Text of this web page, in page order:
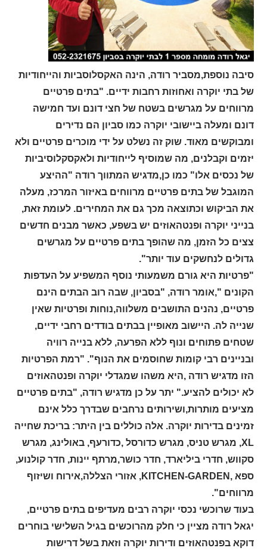
סיבה נוספת,מסביר רודה, הינה האקסלוסביות והייחודיות
של בתי יוקרה ואחוזות רחבות ידיים. "בתים פרטיים
מרווחים על מגרשים בשטח של חצי דונם ועד חמישה
דונם ומעלה ביישובי יוקרה כמו סביון הם נדירים
ומבוקשים מאוד. שוק זה נשלט על ידי מוכרים פרטיים ולא
יזמים וקבלנים, מה שמוסיף לייחודיות ולאקסקלוסיביות
של נכסים אלו" כמו כן,מדגיש המתווך רודה "ההיצע
המוגבל של בתים פרטיים מרווחים באיזור המרכז, מעלה
את הביקוש וכתוצאה מכך גם את המחירים. לעומת זאת,
בנייני יוקרה ופנטהאוזים יש בשפע, כאשר מבנים חדשים
צצים כל הזמן, מה שהופך בתים פרטיים על מגרשים
גדולים לנחשקים עוד יותר".
"פרטיות היא גורם משמעותי נוסף המשפיע על העדפות
הקונים ",אומר רודה, "בסביון, שבה רוב הבתים הינם
פרטיים, נהנים התושבים משלווה,נוחות ופרטיות שאין
שנייה לה. היישוב מאופיין בבתים בודדים רחבי ידיים,
שטחים פתוחים ונוף ללא הפרעה, ללא בנייה רוויה
ובניינים רבי קומות שחוסמים את הנוף". "רמת הפרטיות
הזו מדגיש רודה ,היא משהו שמגדלי יוקרה ופנטהאוזים
לא יכולים להציע." יתר על כן מדגיש רודה, "בתים פרטיים
מציעים מותרות,ושירותים נרחבים שבדרך כלל אינם
זמינים בדירות יוקרה. אלה כוללים בין היתר: בריכת שחייה
XL, מגרש טניס, מגרש כדורסל ,כדורעף, באולינג, מגרש
סקווש, חדרי ביליארד, חדר כושר,מרתף יינות, חדר קולנוע,
ספא ,KITCHEN-GARDEN, אזורי הצללה,אירוח ושיזוף
מרווחים".
בעוד שרוכשי נכסי יוקרה רבים מעדיפים בתים פרטיים,
יגאל רודה מציין כי חלק מהרוכשים בגיל השלישי בוחרים
דוקא בפנטהאוזים ודירות יוקרה וזאת בשל דרישות